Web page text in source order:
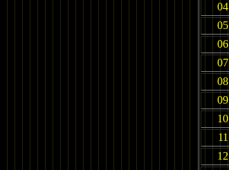
04
05
06
07
08
09
10
11
12